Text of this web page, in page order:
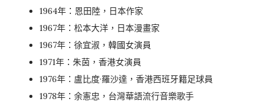
1964年：恩田陸，日本作家
1967年：松本大洋，日本漫畫家
1967年：徐宜淑，韓國女演員
1971年：朱茵，香港女演員
1976年：盧比度·羅沙達，香港西班牙籍足球員
1978年：余憲忠，台灣華語流行音樂歌手